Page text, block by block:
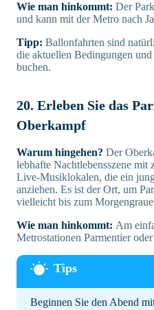
Wie man hinkommt: Der
und kann mit der Metro nach
Tipp: Ballonfahrten sind
die aktuellen Bedingungen
buchen.
20. Erleben Sie das
Oberkampf
Warum hingehen? Der
lebhafte Nachtlebensszene mit
Live-Musiklokalen, die ein
anziehen. Es ist der Ort, um
vielleicht bis zum
Wie man hinkommt: Am
Metrostationen Parmentier
Beginnen Sie den Abend